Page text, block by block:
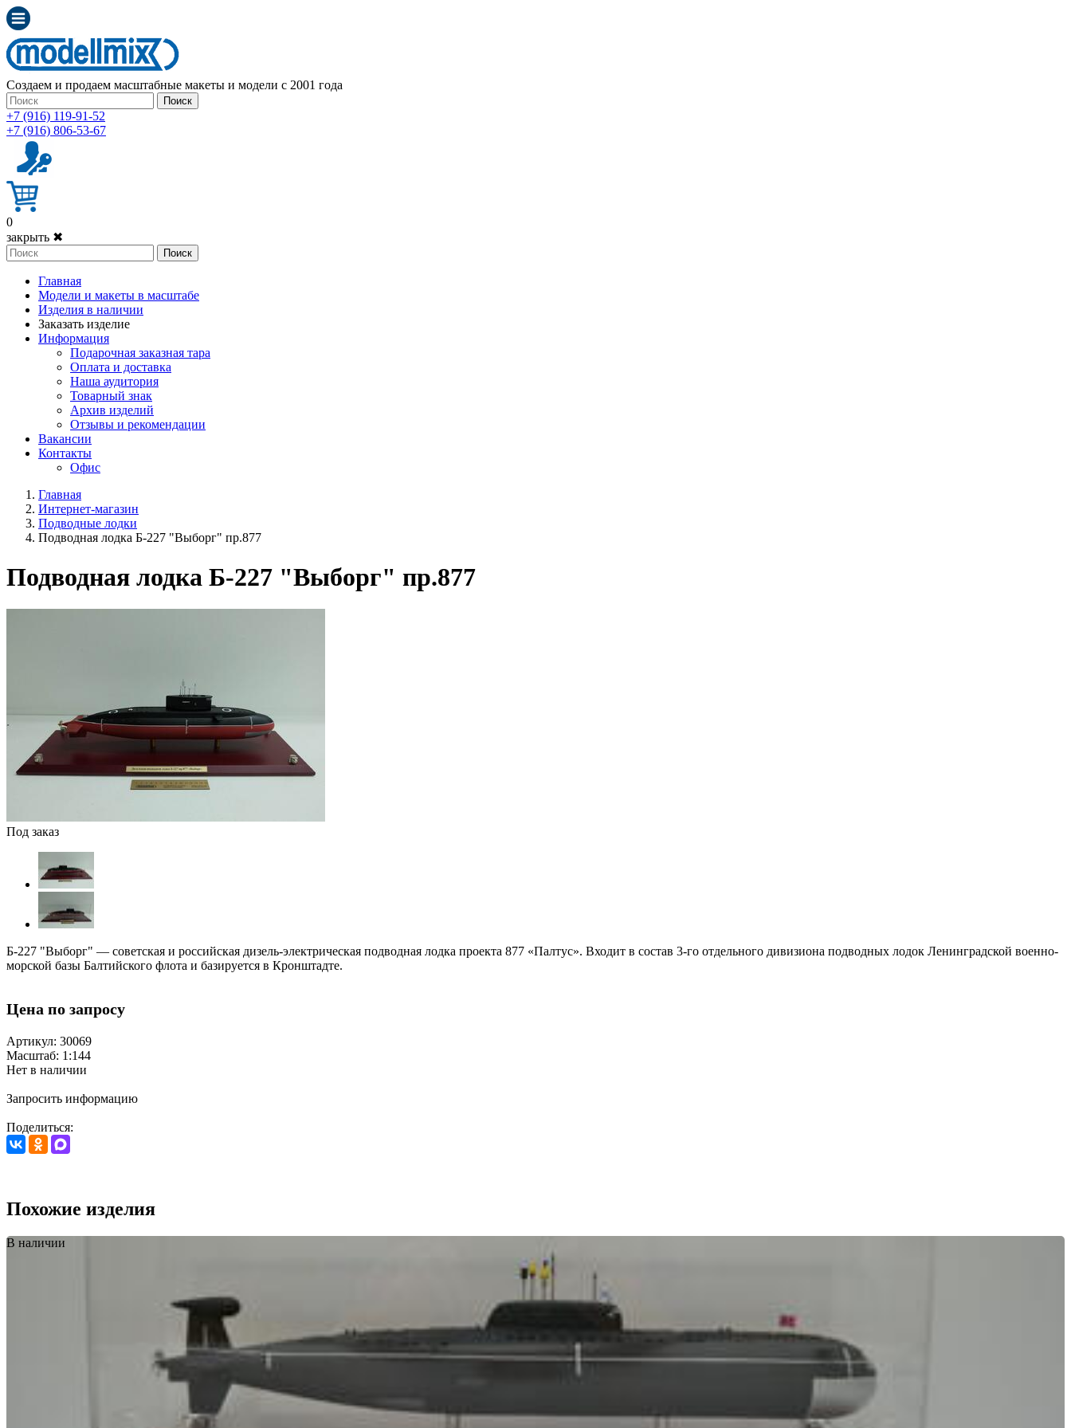
Создаем и продаем масштабные макеты и модели с 2001 года
Поиск
+7 (916) 119-91-52
+7 (916) 806-53-67
0
закрыть ✖
Поиск
Главная
Модели и макеты в масштабе
Изделия в наличии
Заказать изделие
Информация
Подарочная заказная тара
Оплата и доставка
Наша аудитория
Товарный знак
Архив изделий
Отзывы и рекомендации
Вакансии
Контакты
Офис
Главная
Интернет-магазин
Подводные лодки
Подводная лодка Б-227 "Выборг" пр.877
Подводная лодка Б-227 "Выборг" пр.877
Под заказ
Б-227 "Выборг" — советская и российская дизель-электрическая подводная лодка проекта 877 «Палтус». Входит в состав 3-го отдельного дивизиона подводных лодок Ленинградской военно-
морской базы Балтийского флота и базируется в Кронштадте.
Цена по запросу
Артикул: 30069
Масштаб: 1:144
Нет в наличии
Запросить информацию
Поделиться:
Похожие изделия
В наличии